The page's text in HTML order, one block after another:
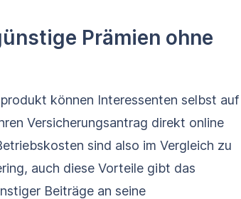
Prämien ohne
können Interessenten selbst auf
Versicherungsantrag direkt online
sind also im Vergleich zu
auch diese Vorteile gibt das
Beiträge an seine